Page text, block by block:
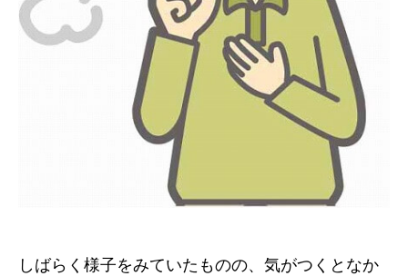
しばらく様子をみていたものの、気がつくとなか